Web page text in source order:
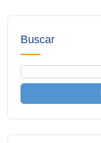
Buscar